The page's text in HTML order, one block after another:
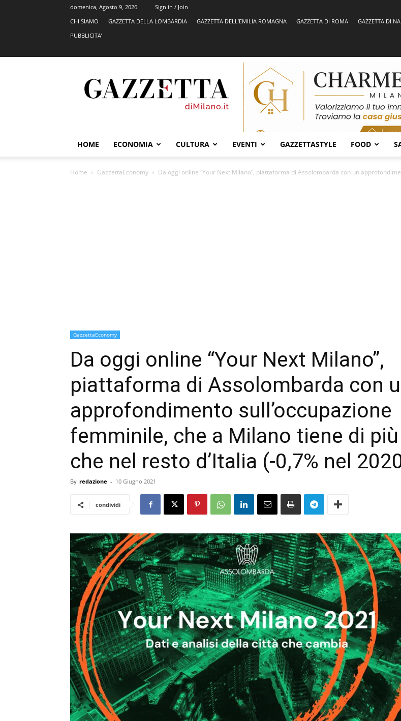
domenica, Agosto 9, 2026
Sign in / Join
CHI SIAMO
GAZZETTA DELLA LOMBARDIA GAZZETTA DELL’EMILIA ROMAGNA GAZZETTA DI ROMA GAZZETTA DI
PUBBLICITA’
HOME ECONOMIA CULTURA EVENTI GAZZETTASTYLE FOOD
Home GazzettaEconomy Da oggi online “Your Next Milano”, piattaforma di Assolombarda con un
GazzettaEconomy
Da oggi online “Your Next Milano”,
piattaforma di Assolombarda con
approfondimento sull’occupazione
femminile, che a Milano tiene di più
che nel resto d’Italia (-0,7% nel
By redazione - 10 Giugno 2021
condividi